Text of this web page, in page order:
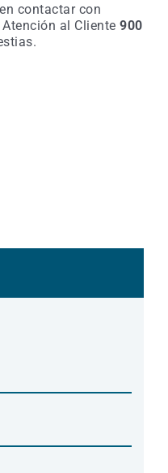
contactar con
al Cliente900